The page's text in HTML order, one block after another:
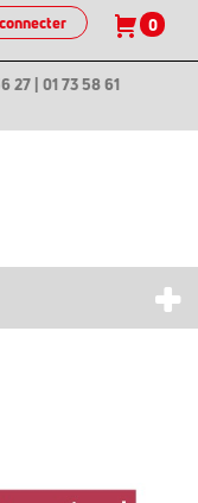
0
27 | 01 73 58 61